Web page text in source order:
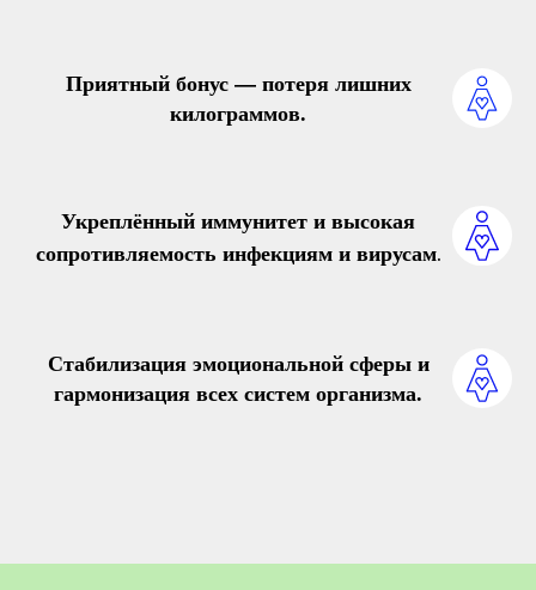
Приятный бонус— потеря лишних
килограммов.
Укреплённый иммунитети высокая
сопротивляемость инфекциям и вирусам.
Стабилизация эмоциональной сферыи
гармонизация всех систем организма.